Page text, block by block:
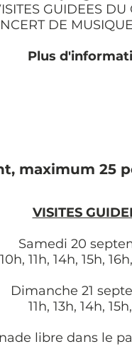
GUIDEES DU
DE
Plus
maximum 25
VISITES
Samedi 20
10h, 11h, 14h, 15h,
Dimanche 21
11h, 13h, 14h,
libre dans le